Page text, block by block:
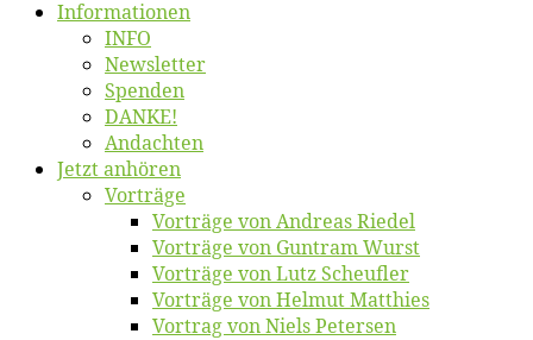
Informatio­nen
INFO
News­let­ter
Spen­den
DANKE!
An­dach­ten
Jetzt an­hö­ren
Vor­trä­ge
Vor­trä­ge von An­dre­as Riedel
Vor­trä­ge von Gun­tram Wurst
Vor­trä­ge von Lutz Scheufler
Vor­trä­ge von Hel­mut Matthies
Vor­trag von Niels Petersen